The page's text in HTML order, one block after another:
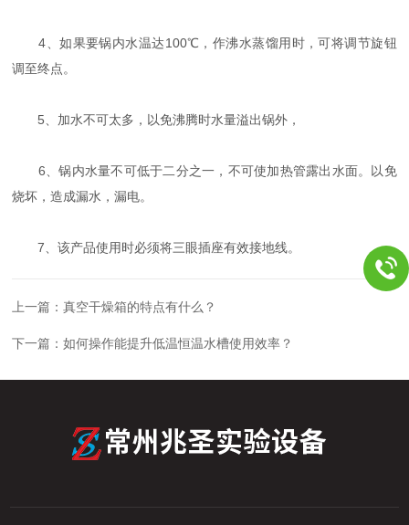
4、如果要锅内水温达100℃，作沸水蒸馏用时，可将调节旋钮
调至终点。
5、加水不可太多，以免沸腾时水量溢出锅外，
6、锅内水量不可低于二分之一，不可使加热管露出水面。以免
烧坏，造成漏水，漏电。
7、该产品使用时必须将三眼插座有效接地线。
上一篇：真空干燥箱的特点有什么？
下一篇：如何操作能提升低温恒温水槽使用效率？